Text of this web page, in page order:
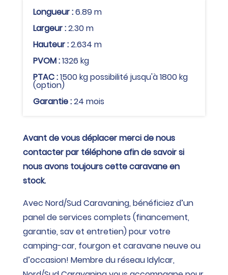
Longueur :6.89 m
Largeur :2.30 m
Hauteur :2.634 m
PVOM :1326 kg
PTAC :1500 kg possibilité jusqu'à 1800 kg
(option)
Garantie :24 mois
Avant de vous déplacer merci de nous
contacter par téléphone afin de savoir si
nous avons toujours cette caravane en
stock.
Avec Nord/Sud Caravaning, bénéficiez d’un
panel de services complets (financement,
garantie, sav et entretien) pour votre
camping-car, fourgon et caravane neuve ou
d’occasion! Membre du réseau Idylcar,